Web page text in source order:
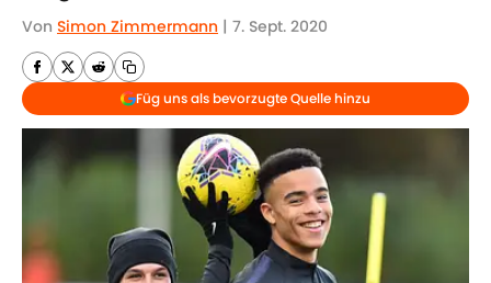
Von Simon Zimmermann | 7. Sept. 2020
Füg uns als bevorzugte Quelle hinzu